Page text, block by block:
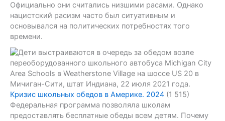
Официально они считались низшими расами. Однако
нацистский расизм часто был ситуативным и
основывался на политических потребностях того
времени.
Кризис школьных обедов в Америке. 2024 (1 515)
Федеральная программа позволяла школам
предоставлять бесплатные обеды всем детям. Почему